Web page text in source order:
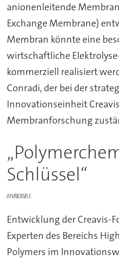
anionenleitende
Exchange Membrane)
Membran könnte eine
wirtschaftliche
kommerziell realisiert
Conradi, der bei der
Innovationseinheit
Membranforschung
Schlüssel“
ANZEIGE
Entwicklung der Creavis-
Experten des Bereichs
Polymers im